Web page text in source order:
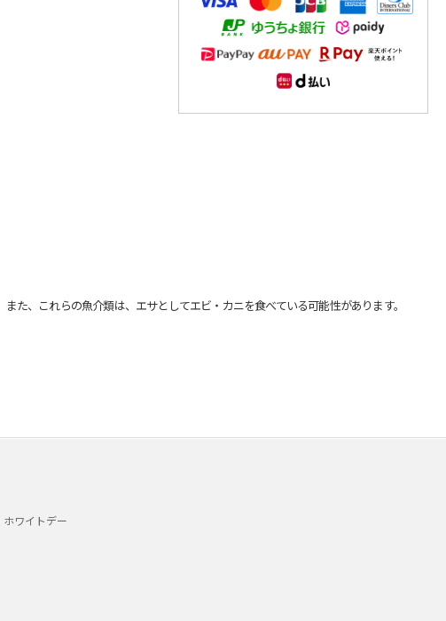
、これらの魚介類は、エサとしてエビ・カニを食べている可能性があります。
ホワイトデー